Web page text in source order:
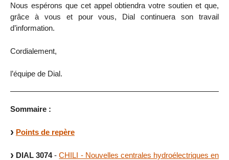
Nous espérons que cet appel obtiendra votre soutien et que,
grâce à vous et pour vous, Dial continuera son travail
d’information.
Cordialement,
l’équipe de Dial.
Sommaire :
Points de repère
DIAL 3074-CHILI - Nouvelles centrales hydroélectriques en